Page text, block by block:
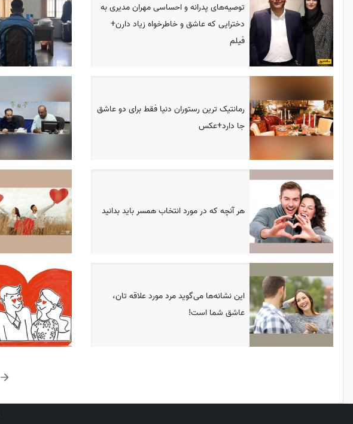
توصیه‌های پدرانه و احساسی مهران مدیری به
دخترایی که عاشق و خاطرخواه زیاد دارن+
فیلم
رمانتیک ترین رستوران دنیا فقط برای دو عاشق
جا دارد+عکس
هر آنچه که در مورد انتخاب همسر باید بدانید
این نشانه‌ها می‌گوید مرد مورد علاقه تان،
عاشق شما است!